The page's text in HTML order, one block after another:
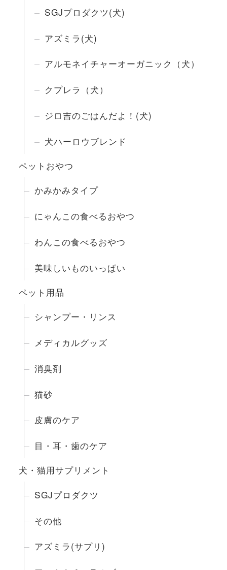
SGJプロダクツ(犬)
アズミラ(犬)
アルモネイチャーオーガニック（犬）
クプレラ（犬）
ジロ吉のごはんだよ！(犬)
犬ハーロウブレンド
ペットおやつ
かみかみタイプ
にゃんこの食べるおやつ
わんこの食べるおやつ
美味しいものいっぱい
ペット用品
シャンプー・リンス
メディカルグッズ
消臭剤
猫砂
皮膚のケア
目・耳・歯のケア
犬・猫用サプリメント
SGJプロダクツ
その他
アズミラ(サプリ)